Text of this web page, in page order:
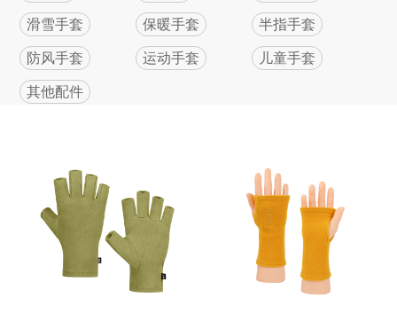
滑雪手套 保暖手套 半指手套
防风手套 运动手套 儿童手套
其他配件